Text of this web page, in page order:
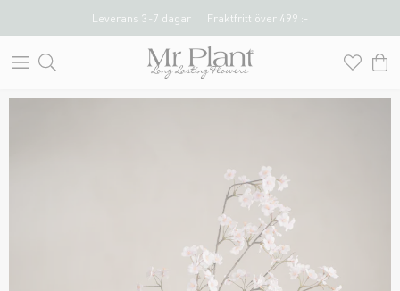
Leverans 3-7 dagar Fraktfritt över 499 :-